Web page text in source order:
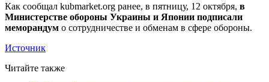
Как сообщал kubmarket.org ранее, в пятницу, 12 октября, в
Министерстве обороны Украины и Японии подписали
меморандум о сотрудничестве и обменам в сфере обороны.
Источник
Читайте также